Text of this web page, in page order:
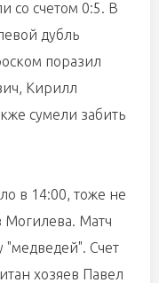
со счетом 0:5. В
дубль
поразил
Кирилл
сумели забить
в 14:00, тоже не
Могилева. Матч
"медведей". Счет
хозяев Павел